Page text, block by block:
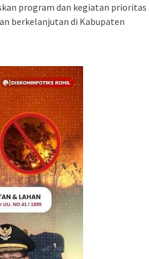
program dan kegiatan prioritas
berkelanjutan di Kabupaten